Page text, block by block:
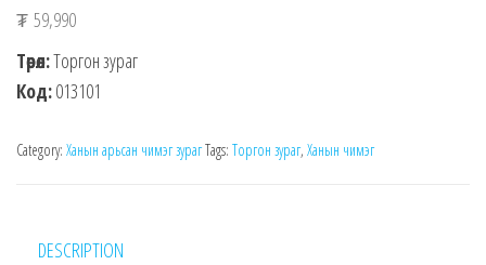
₮ 59,990
Төрөл:Торгон зураг
Код:013101
Category: Ханын арьсан чимэг зурагTags: Торгон зураг, Ханын чимэг
DESCRIPTION